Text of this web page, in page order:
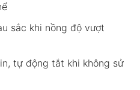
sắc khi nồng độ vượt
tự động tắt khi không sử